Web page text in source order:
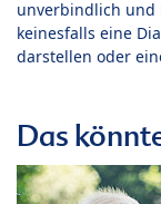
unverbindlich und
keinesfalls eine
darstellen oder
Das